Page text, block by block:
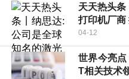
天天热头
打印机厂商
04-12
世界今亮
T相关技术